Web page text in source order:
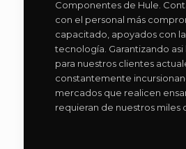
Componentes de Hule.
con el personal más
capacitado, apoyados con
tecnología. Garantizando asi
para nuestros clientes
constantemente
mercados que realicen
requieran de nuestros miles